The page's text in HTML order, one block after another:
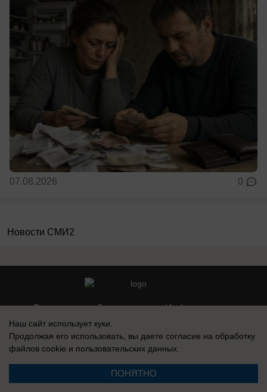
07.08.2026 0
Новости СМИ2
Реклама на сайте
Контакты
Информация
Наш сайт использует куки.
Продолжая его использовать, вы даете согласие на обработку
файлов cookie и пользовательских данных.
ПОНЯТНО